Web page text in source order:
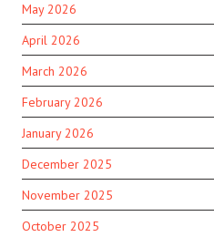
May 2026
April 2026
March 2026
February 2026
January 2026
December 2025
November 2025
October 2025